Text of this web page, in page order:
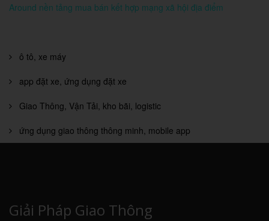
Around nền tảng mua bán kết hợp mạng xã hội địa điểm
ô tô, xe máy
app đặt xe, ứng dụng đặt xe
Giao Thông, Vận Tải, kho bãi, logistic
ứng dụng giao thông thông minh, mobile app
Giải Pháp Giao Thông